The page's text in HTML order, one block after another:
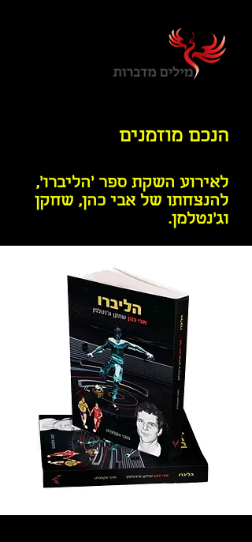
הנכם מוזמנים
לאירוע השקת ספר 'הליברו',
להנצחתו של אבי כהן, שחקן
וג'נטלמן.